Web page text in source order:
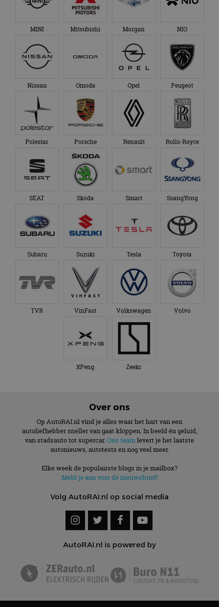
MINI Mitsubishi Morgan NIO
Nissan Omoda Opel Peugeot
Polestar Porsche Renault Rolls-Royce
SEAT Skoda Smart SsangYong
Subaru Suzuki Tesla Toyota
TVR VinFast Volkswagen Volvo
XPeng Zeekr
Over ons
Op AutoRAI.nl vind je alles waar het hart van een
autoliefhebber sneller van gaat kloppen. In beeld én geluid,
van stadsauto tot supercar. Ons team levert je het laatste
autonieuws, autotests en nog veel meer.
Elke week de populairste blogs in je mailbox?
Meld je aan voor de nieuwsbrief!
Volg AutoRAI.nl op social media
AutoRAI.nl is powered by